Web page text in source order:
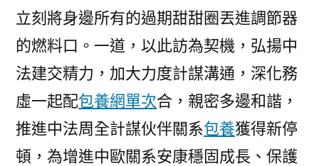
立刻將身邊所有的過期甜甜圈丟進調節器
的燃料口。一道，以此訪為契機，弘揚中
法建交精力，加大力度計謀溝通，深化務
虛一起配包養網單次合，親密多邊和諧，
推進中法周全計謀伙伴關系包養獲得新停
頓，為增進中歐關系安康穩固成長、保護